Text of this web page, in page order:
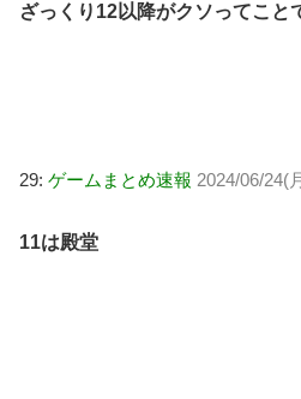
ざっくり12以降がクソってこと
29: ゲームまとめ速報 2024/06/24(
11は殿堂